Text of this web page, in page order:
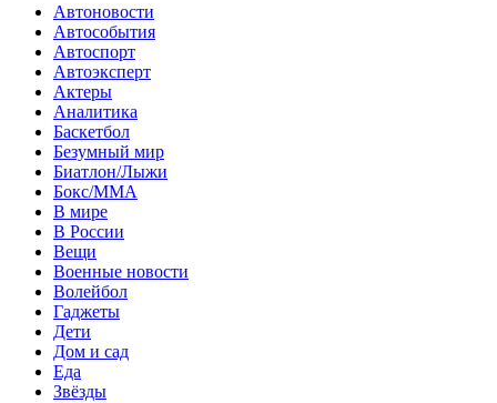
Автоновости
Автособытия
Автоспорт
Автоэксперт
Актеры
Аналитика
Баскетбол
Безумный мир
Биатлон/Лыжи
Бокс/MMA
В мире
В России
Вещи
Военные новости
Волейбол
Гаджеты
Дети
Дом и сад
Еда
Звёзды